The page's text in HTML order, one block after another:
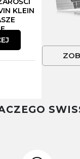
KLEIN